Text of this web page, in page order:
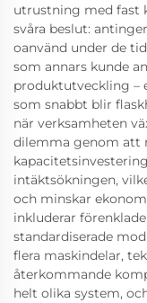
utrustning med fast
svåra beslut:
oanvänd under de
som annars kunde
produktutveckling –
som snabbt blir
när verksamheten
dilemma genom att
intäktsökningen,
och minskar
inkluderar
standardiserade
flera maskindelar,
återkommande
helt olika system,